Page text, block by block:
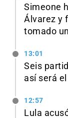
Simeone
Álvarez y
tomado
13:01
Seis
así será
12:57
Lula